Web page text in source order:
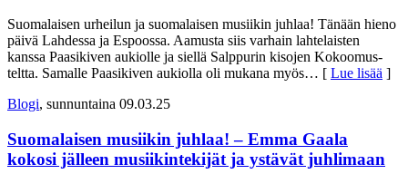
Suomalaisen urheilun ja suomalaisen musiikin juhlaa! Tänään hieno
päivä Lahdessa ja Espoossa. Aamusta siis varhain lahtelaisten
kanssa Paasikiven aukiolle ja siellä Salppurin kisojen Kokoomus-
teltta. Samalle Paasikiven aukiolla oli mukana myös… [ Lue lisää ]
Blogi, sunnuntaina 09.03.25
Suomalaisen musiikin juhlaa! – Emma Gaala
kokosi jälleen musiikintekijät ja ystävät juhlimaan